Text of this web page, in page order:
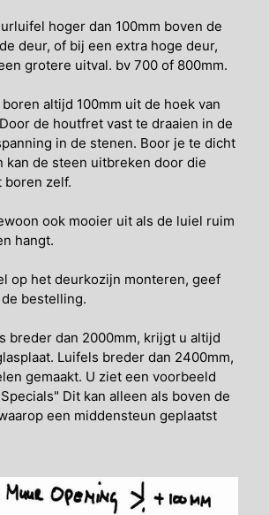
hoger dan 100mm boven de
deur, of bij een extra hoge deur,
grotere uitval. bv 700 of 800mm.
altijd 100mm uit de hoek van
de houtfret vast te draaien in de
in de stenen. Boor je te dicht
kan de steen uitbreken door die
boren zelf.
ook mooier uit als de luiel ruim
hangt.
op het deurkozijn monteren, geef
bestelling.
breder dan 2000mm, krijgt u altijd
Luifels breder dan 2400mm,
gemaakt. U ziet een voorbeeld
Dit kan alleen als boven de
een middensteun geplaatst